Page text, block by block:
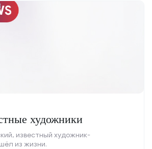
художники
известный художник-
из жизни.